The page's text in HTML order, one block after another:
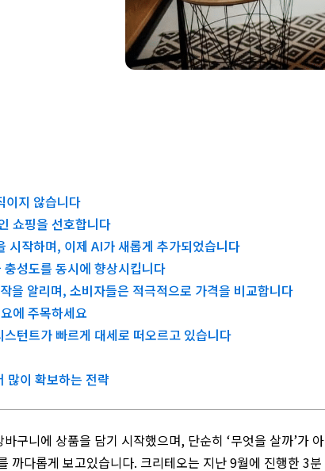
이지 않습니다
쇼핑을 선호합니다
시작하며, 이제 AI가 새롭게 추가되었습니다
성도를 동시에 향상시킵니다
을 알리며, 소비자들은 적극적으로 가격을 비교합니다
에 주목하세요
턴트가 빠르게 대세로 떠오르고 있습니다
많이 확보하는 전략
바구니에 상품을 담기 시작했으며, 단순히 ‘무엇을 살까’가 아
까다롭게 보고있습니다. 크리테오는 지난9월에 진행한3분